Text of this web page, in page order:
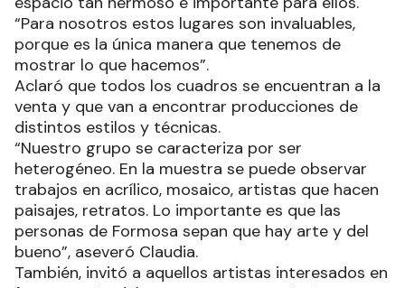
“Para nosotros estos lugares son invaluables,
porque es la única manera que tenemos de
mostrar lo que hacemos”.
Aclaró que todos los cuadros se encuentran a la
venta y que van a encontrar producciones de
distintos estilos y técnicas.
“Nuestro grupo se caracteriza por ser
heterogéneo. En la muestra se puede observar
trabajos en acrílico, mosaico, artistas que hacen
paisajes, retratos. Lo importante es que las
personas de Formosa sepan que hay arte y del
bueno”, aseveró Claudia.
También, invitó a aquellos artistas interesados en